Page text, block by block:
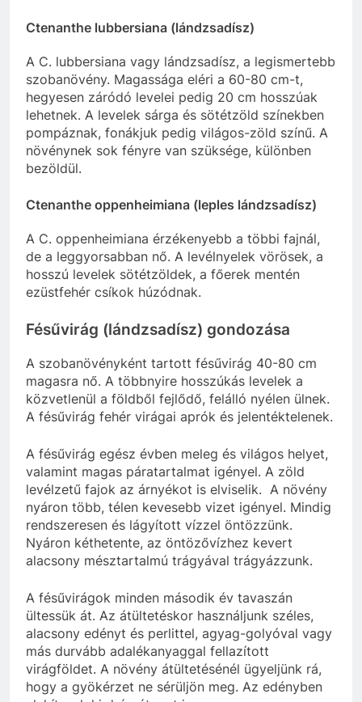
Ctenanthe lubbersiana (lándzsadísz)
A C. lubbersiana vagy lándzsadísz, a legismertebb
szobanövény. Magassága eléri a 60-80 cm-t,
hegyesen záródó levelei pedig 20 cm hosszúak
lehetnek. A levelek sárga és sötétzöld színekben
pompáznak, fonákjuk pedig világos-zöld színű. A
növénynek sok fényre van szüksége, különben
bezöldül.
Ctenanthe oppenheimiana (leples lándzsadísz)
A C. oppenheimiana érzékenyebb a többi fajnál,
de a leggyorsabban nő. A levélnyelek vörösek, a
hosszú levelek sötétzöldek, a főerek mentén
ezüstfehér csíkok húzódnak.
Fésűvirág (lándzsadísz) gondozása
A szobanövényként tartott fésűvirág 40-80 cm
magasra nő. A többnyire hosszúkás levelek a
közvetlenül a földből fejlődő, felálló nyélen ülnek.
A fésűvirág fehér virágai aprók és jelentéktelenek.
A fésűvirág egész évben meleg és világos helyet,
valamint magas páratartalmat igényel. A zöld
levélzetű fajok az árnyékot is elviselik. A növény
nyáron több, télen kevesebb vizet igényel. Mindig
rendszeresen és lágyított vízzel öntözzünk.
Nyáron kéthetente, az öntözővízhez kevert
alacsony mésztartalmú trágyával trágyázzunk.
A fésűvirágok minden második év tavaszán
ültessük át. Az átültetéskor használjunk széles,
alacsony edényt és perlittel, agyag-golyóval vagy
más durvább adalékanyaggal fellazított
virágföldet. A növény átültetésénél ügyeljünk rá,
hogy a gyökérzet ne sérüljön meg. Az edényben